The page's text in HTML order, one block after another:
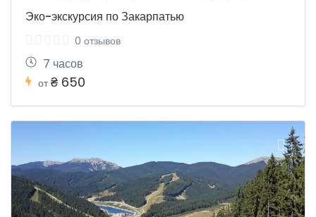
Эко-экскурсия по Закарпатью
0 отзывов
7 часов
от₴ 650